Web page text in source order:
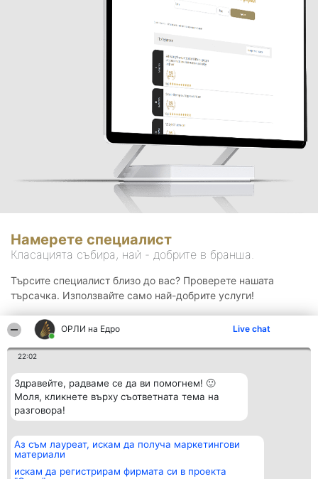
ОРЛИ на Едро Live chat
22:02
Здравейте, радваме се да ви помогнем! 🙂
Моля, кликнете върху съответната тема на
разговора!
Аз съм лауреат, искам да получа маркетингови
материали
искам да регистрирам фирмата си в проекта
Намерете специалист
Класацията събира, най - добрите в бранша.
Търсите специалист близо до вас? Проверете нашата
търсачка. Използвайте само най-добрите услуги!
Организатор на
класиране
BulevardulAleea Timișul De
Класация
всички
Контакти